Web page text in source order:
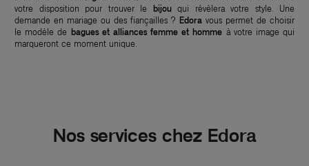
votre disposition pour trouver le bijouqui révèlera votre style. Une
demande en mariage ou des fiançailles ?Edora vous permet de choisir
le modèle de bagues et alliances femme et homme à votre image qui
marqueront ce moment unique.
Nos services chez Edora